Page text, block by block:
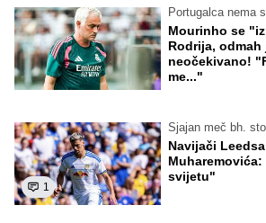
Portugalca nema
Mourinho se
Rodrija, odmah
neočekivano!
me..."
1
Sjajan meč bh.
Navijači
svijetu"